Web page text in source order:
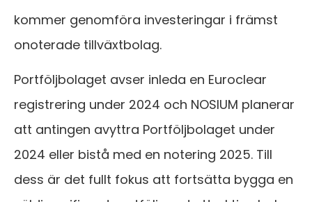
kommer genomföra investeringar i främst
onoterade tillväxtbolag.
Portföljbolaget avser inleda en Euroclear
registrering under 2024 och NOSIUM planerar
att antingen avyttra Portföljbolaget under
2024 eller bistå med en notering 2025. Till
dess är det fullt fokus att fortsätta bygga en